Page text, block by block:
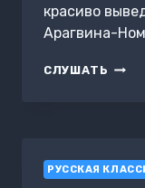
красиво
Арагвина-
СЛУШАТЬ
РУССКАЯ